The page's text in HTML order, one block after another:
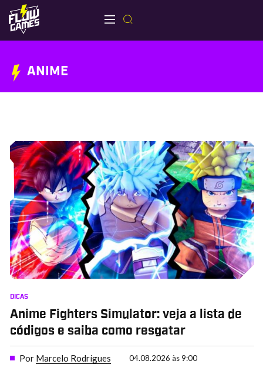
ANIME
DICAS
Anime Fighters Simulator: veja a lista de
códigos e saiba como resgatar
Por Marcelo Rodrigues 04.08.2026 às 9:00